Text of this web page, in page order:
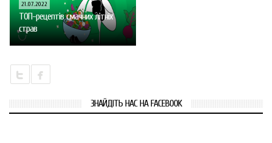
21.07.2022
ТОП-рецептів смачних літніх
страв
ЗНАЙДІТЬ НАС НА FACEBOOK